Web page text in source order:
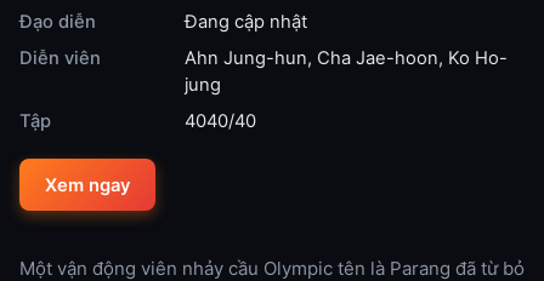
Đạo diễn
Đang cập nhật
Diễn viên
Ahn Jung-hun, Cha Jae-hoon, Ko Ho-
jung
Tập
4040/40
Xem ngay
Một vận động viên nhảy cầu Olympic tên là Parang đã từ bỏ